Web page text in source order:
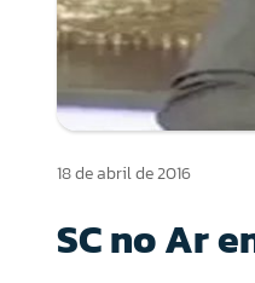
18 de abril de 2016
SC no Ar